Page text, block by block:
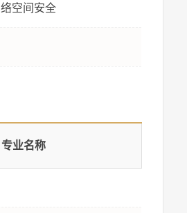
络空间安全
专业名称